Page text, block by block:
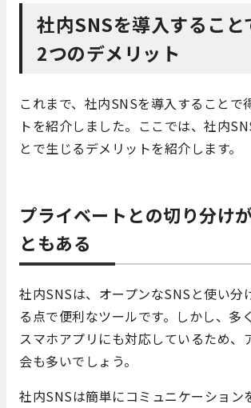
社内SNSを導入すること
2つのデメリット
これまで、社内SNSを導入することで
トを紹介しました。ここでは、社内
とで生じるデメリットを紹介します。
プライベートとの切り分け
ともある
社内SNSは、オープンなSNSと使い分
る点で便利なツールです。しかし、多
スマホアプリにも対応しているため、
会も多いでしょう。
社内SNSは簡単にコミュニケーション